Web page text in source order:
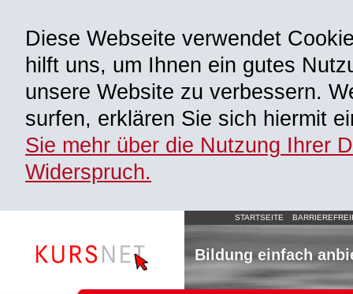
Diese Webseite verwendet
hilft uns, um Ihnen ein gutes
unsere Website zu verbessern.
surfen, erklären Sie sich hiermit
Sie mehr über die Nutzung Ihrer
Widerspruch.
STARTSEITE
Bildung einfach